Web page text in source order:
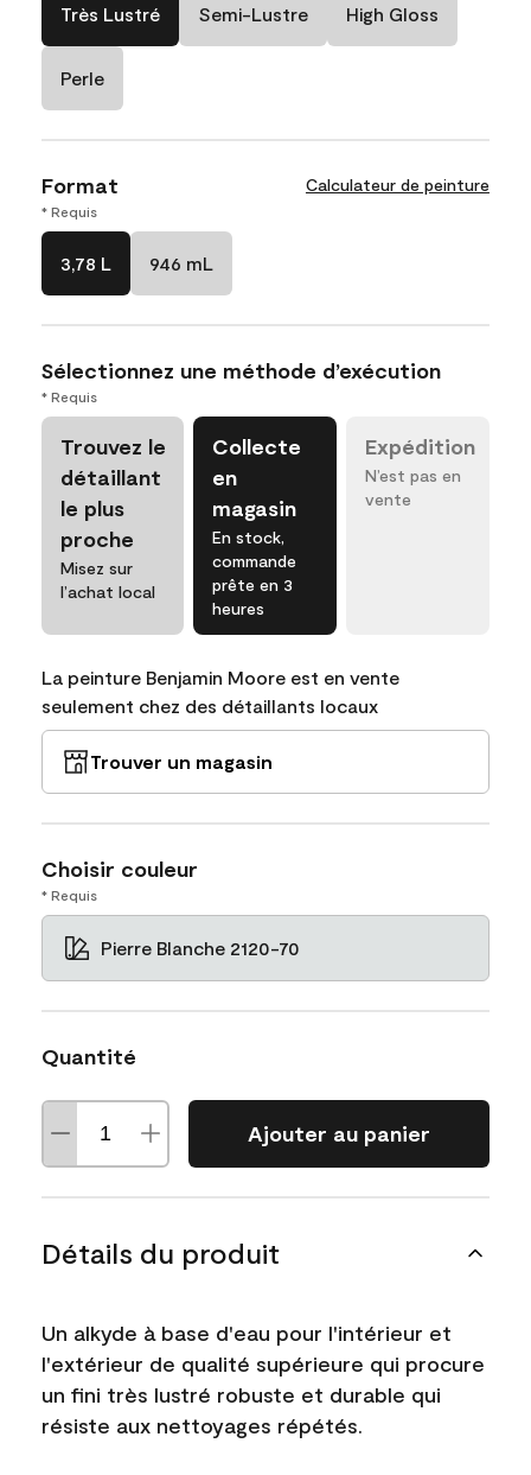
Très Lustré Semi-Lustre High Gloss
Perle
Format Calculateur de peinture
* Requis
3,78 L 946 mL
Sélectionnez une méthode d’exécution
* Requis
Trouvez le
détaillant
le plus
proche
Misez sur
l’achat local
Collecte
en
magasin
En stock,
commande
prête en 3
heures
Expédition
N’est pas en
vente
La peinture Benjamin Moore est en vente
seulement chez des détaillants locaux
Trouver un magasin
Choisir couleur
* Requis
Pierre Blanche 2120-70
Quantité
Ajouter au panier
Détails du produit
Un alkyde à base d'eau pour l'intérieur et
l'extérieur de qualité supérieure qui procure
un fini très lustré robuste et durable qui
résiste aux nettoyages répétés.